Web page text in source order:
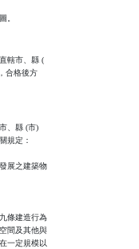
。
轄市、縣 (
合格後方
、縣 (市)
規定：
展之建築物
條建造行為
間及其他與
一定規模以